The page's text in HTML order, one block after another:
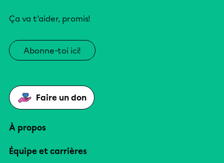
Ça va t’aider, promis!
Abonne-toi ici!
Faire un don
À propos
Équipe et carrières